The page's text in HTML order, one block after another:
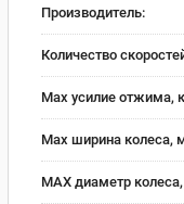
Производитель:
Количество
Max усилие отжима,
Max ширина колеса,
MAX диаметр